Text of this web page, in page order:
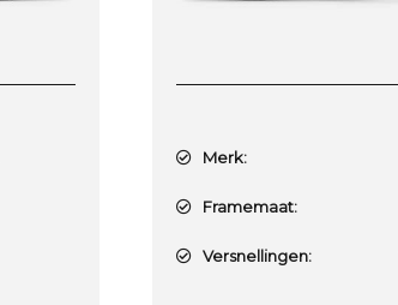
Merk:
Framemaat:
Versnellingen: